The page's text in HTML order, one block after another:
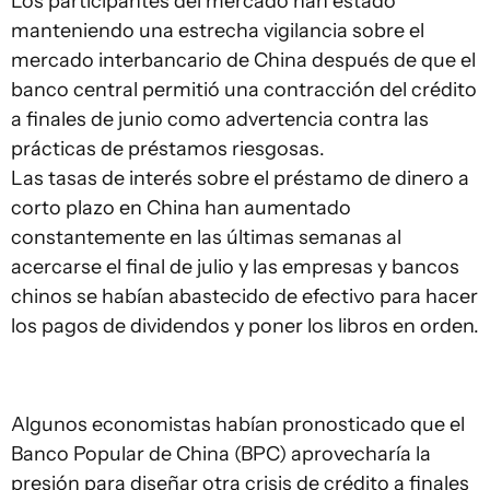
manteniendo una estrecha vigilancia sobre el
mercado interbancario de China después de que el
banco central permitió una contracción del crédito
a finales de junio como advertencia contra las
prácticas de préstamos riesgosas.
Las tasas de interés sobre el préstamo de dinero a
corto plazo en China han aumentado
constantemente en las últimas semanas al
acercarse el final de julio y las empresas y bancos
chinos se habían abastecido de efectivo para hacer
los pagos de dividendos y poner los libros en orden.
Algunos economistas habían pronosticado que el
Banco Popular de China (BPC) aprovecharía la
presión para diseñar otra crisis de crédito a finales